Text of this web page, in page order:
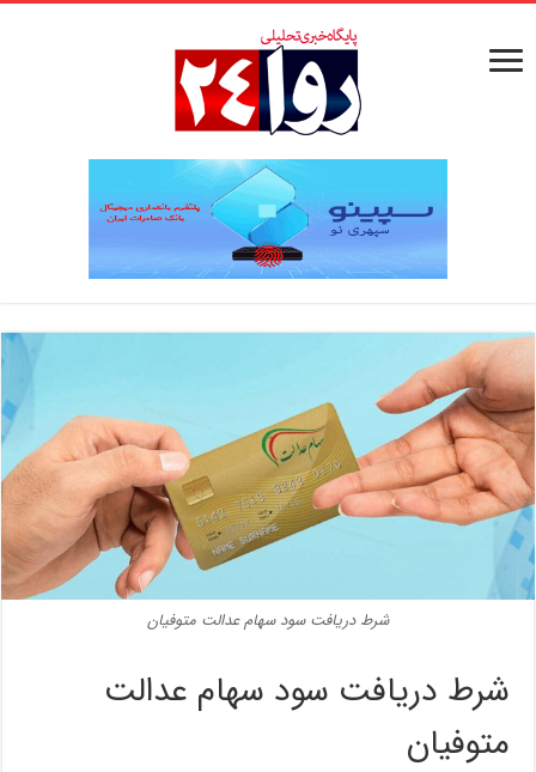
شرط دریافت سود سهام عدالت متوفیان
شرط دریافت سود سهام عدالت
متوفیان